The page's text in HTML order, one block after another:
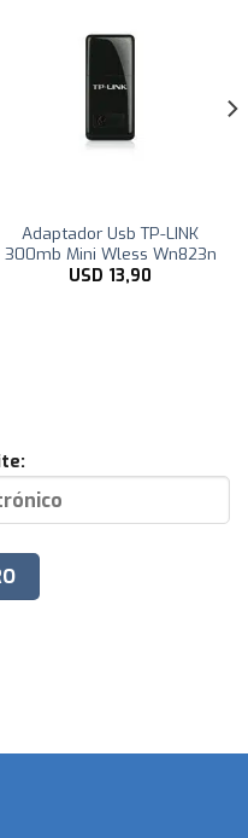
Adaptador Usb TP-LINK
300mb Mini Wless Wn823n
USD 13,90